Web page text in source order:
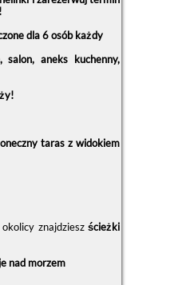
dla 6 osób każdy
salon, aneks kuchenny,
taras z widokiem
znajdzieszścieżki
nad morzem